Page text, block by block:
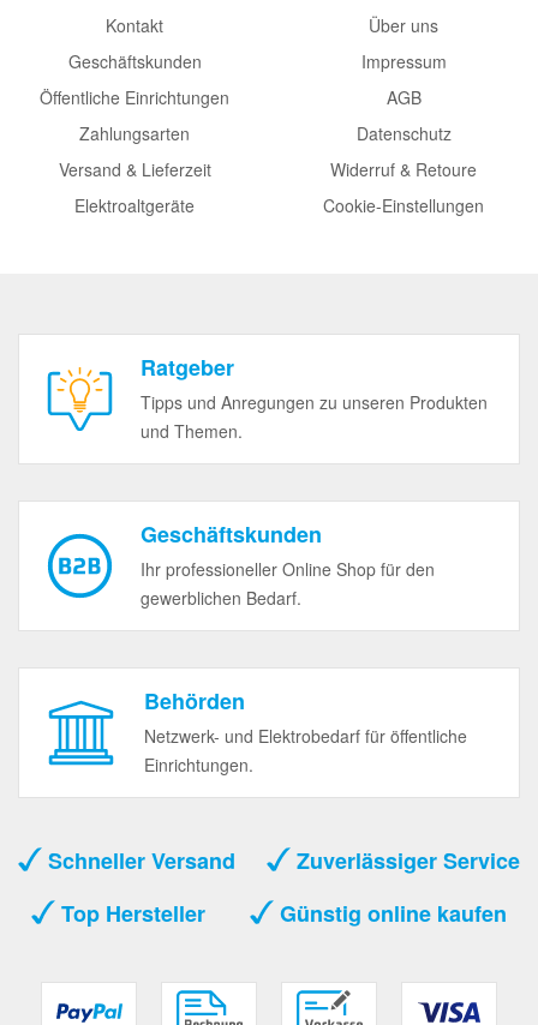
Kontakt
Geschäftskunden
Öffentliche Einrichtungen
Zahlungsarten
Versand & Lieferzeit
Elektroaltgeräte
Über uns
Impressum
AGB
Datenschutz
Widerruf & Retoure
Cookie-Einstellungen
Ratgeber
Tipps und Anregungen zu unseren Produkten
und Themen.
Geschäftskunden
Ihr professioneller Online Shop für den
gewerblichen Bedarf.
Behörden
Netzwerk- und Elektrobedarf für öffentliche
Einrichtungen.
Schneller Versand
Zuverlässiger Service
Top Hersteller
Günstig online kaufen